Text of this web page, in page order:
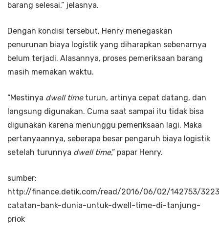
barang selesai,” jelasnya.
Dengan kondisi tersebut, Henry menegaskan
penurunan biaya logistik yang diharapkan sebenarnya
belum terjadi. Alasannya, proses pemeriksaan barang
masih memakan waktu.
“Mestinya dwell time turun, artinya cepat datang, dan
langsung digunakan. Cuma saat sampai itu tidak bisa
digunakan karena menunggu pemeriksaan lagi. Maka
pertanyaannya, seberapa besar pengaruh biaya logistik
setelah turunnya dwell time,” papar Henry.
sumber:
http://finance.detik.com/read/2016/06/02/142753/
catatan-bank-dunia-untuk-dwell-time-di-tanjung-
priok